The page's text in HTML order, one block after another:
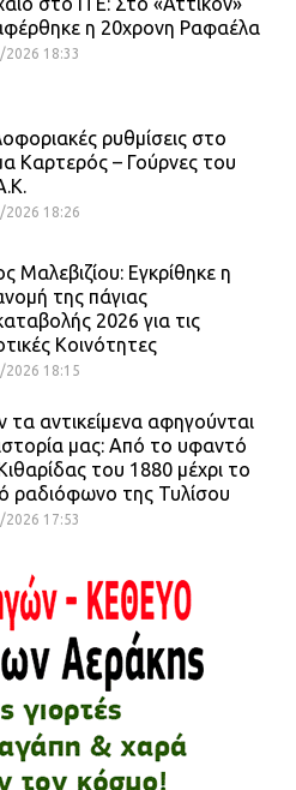
η 20χρονη Ραφαέλα
2026 18:33
ρυθμίσεις στο
Καρτερός – Γούρνες του
2026 18:26
Μαλεβιζίου: Εγκρίθηκε η
της πάγιας
2026 για τις
Κοινότητες
2026 18:15
τα αντικείμενα αφηγούνται
μας: Από το υφαντό
του 1880 μέχρι το
ραδιόφωνο της Τυλίσου
2026 17:53